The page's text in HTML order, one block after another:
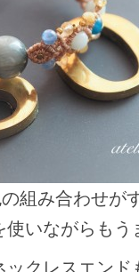
組み合わせが
使いながらも
ックレスエン